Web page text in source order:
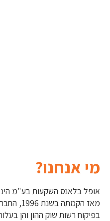
מי אנחנו?
אופל בלאנס השקעות בע"מ
מאז
בפיקוח רשות שוק ההון והן בעלות רישיון למתן אשראי מורחב (מס':